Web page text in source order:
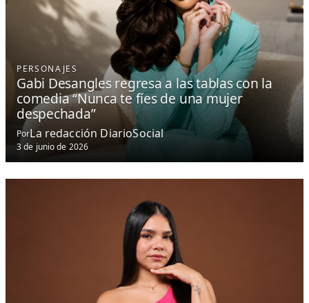
PERSONAJES
Gabi Desangles regresa a las tablas con la
comedia “Nunca te fíes de una mujer
despechada”
PorLa redacción DiarioSocial
3 de junio de 2026